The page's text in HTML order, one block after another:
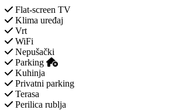
Flat-screen TV
Klima uređaj
Vrt
WiFi
Nepušački
Parking
Kuhinja
Privatni parking
Terasa
Perilica rublja